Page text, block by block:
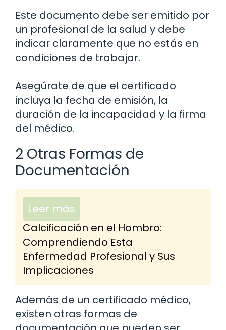
Este documento debe ser emitido por
un profesional de la salud y debe
indicar claramente que no estás en
condiciones de trabajar.
Asegúrate de que el certificado
incluya la fecha de emisión, la
duración de la incapacidad y la firma
del médico.
2 Otras Formas de
Documentación
Leer más
Calcificación en el Hombro:
Comprendiendo Esta
Enfermedad Profesional y Sus
Implicaciones
Además de un certificado médico,
existen otras formas de